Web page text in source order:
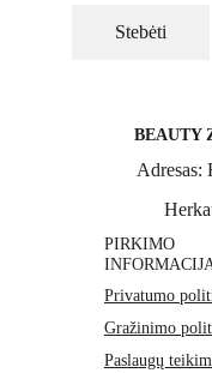
Stebėti
BEAUTY
Adresas:
PIRKIMO
Privatumo
Gražinimo
Paslaugų